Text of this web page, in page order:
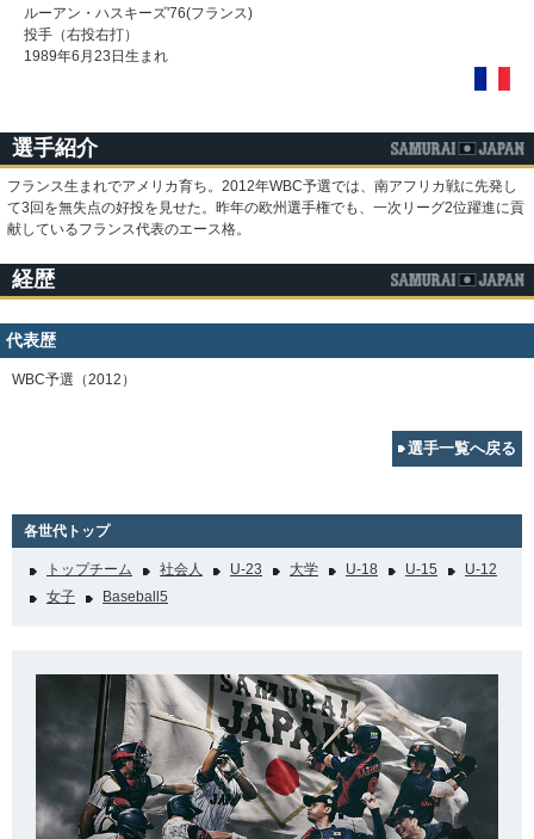
ルーアン・ハスキーズ'76(フランス)
投手（右投右打）
1989年6月23日生まれ
選手紹介
フランス生まれでアメリカ育ち。2012年WBC予選では、南アフリカ戦に先発し
て3回を無失点の好投を見せた。昨年の欧州選手権でも、一次リーグ2位躍進に貢
献しているフランス代表のエース格。
経歴
代表歴
WBC予選（2012）
選手一覧へ戻る
各世代トップ
トップチーム 社会人 U-23 大学 U-18 U-15
U-12
女子
Baseball5